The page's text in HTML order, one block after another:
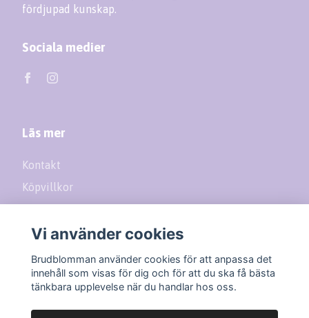
fördjupad kunskap.
Sociala medier
Läs mer
Kontakt
Köpvillkor
Prenumerera på vårt nyhetsbrev
Vi använder cookies
Brudblomman använder cookies för att anpassa det
innehåll som visas för dig och för att du ska få bästa
tänkbara upplevelse när du handlar hos oss.